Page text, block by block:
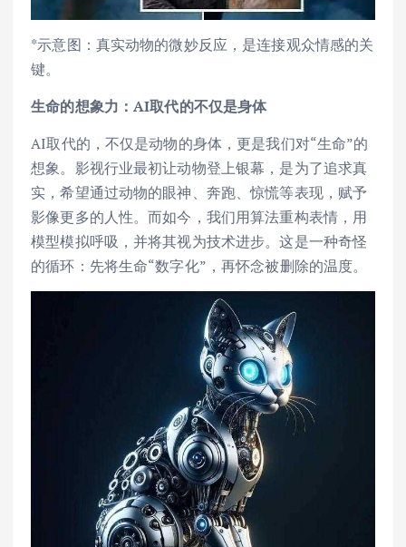
*示意图：真实动物的微妙反应，是连接观众情感的关
键。
生命的想象力：AI取代的不仅是身体
AI取代的，不仅是动物的身体，更是我们对“生命”的
想象。影视行业最初让动物登上银幕，是为了追求真
实，希望通过动物的眼神、奔跑、惊慌等表现，赋予
影像更多的人性。而如今，我们用算法重构表情，用
模型模拟呼吸，并将其视为技术进步。这是一种奇怪
的循环：先将生命“数字化”，再怀念被删除的温度。